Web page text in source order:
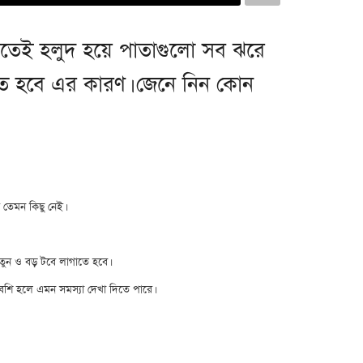
হলুদ হয়ে পাতাগুলো সব ঝরে
হবে এর কারণ। জেনে নিন কোন
কিছু নেই।
ও বড় টবে লাগাতে হবে।
হলে এমন সমস্যা দেখা দিতে পারে।